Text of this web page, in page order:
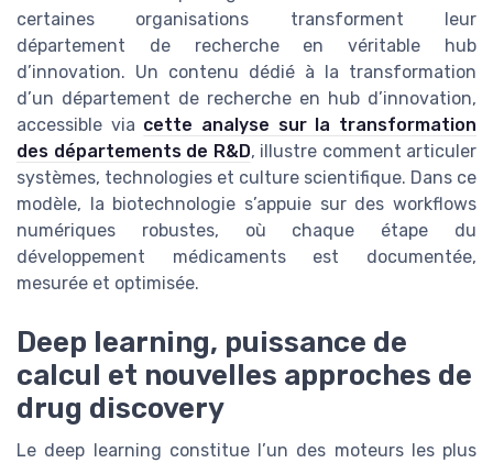
certaines organisations transforment leur
département de recherche en véritable hub
d’innovation. Un contenu dédié à la transformation
d’un département de recherche en hub d’innovation,
accessible via cette analyse sur la transformation
des départements de R&D, illustre comment articuler
systèmes, technologies et culture scientifique. Dans ce
modèle, la biotechnologie s’appuie sur des workflows
numériques robustes, où chaque étape du
développement médicaments est documentée,
mesurée et optimisée.
Deep learning, puissance de
calcul et nouvelles approches de
drug discovery
Le deep learning constitue l’un des moteurs les plus